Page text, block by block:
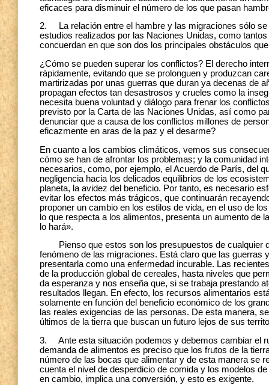
eficaces para disminuir el número de los que pasan
2. La relación entre el hambre y las migraciones sólo se
estudios realizados por las Naciones Unidas, como
concuerdan en que son dos los principales obstáculos
¿Cómo se pueden superar los conflictos? El derecho
rápidamente, evitando que se prolonguen y produzcan
martirizadas por unas guerras que duran ya decenas de
propagan efectos tan desastrosos y crueles como la
necesita buena voluntad y diálogo para frenar los
previsto por la Carta de las Naciones Unidas, así como
denunciar que a causa de los conflictos millones de
eficazmente en aras de la paz y el desarme?
En cuanto a los cambios climáticos, vemos sus
cómo se han de afrontar los problemas; y la comunidad
necesarios, como, por ejemplo, el Acuerdo de París, del
negligencia hacia los delicados equilibrios de los
planeta, la avidez del beneficio. Por tanto, es necesario
evitar los efectos más trágicos, que continuarán
proponer un cambio en los estilos de vida, en el uso de
lo que respecta a los alimentos, presenta un aumento
lo hará».
Pienso que estos son los presupuestos de cualquier
fenómeno de las migraciones. Está claro que las
presentarla como una enfermedad incurable. Las
de la producción global de cereales, hasta niveles que
da esperanza y nos enseña que, si se trabaja prestando
resultados llegan. En efecto, los recursos alimentarios
solamente en función del beneficio económico de los
las reales exigencias de las personas. De esta manera,
últimos de la tierra que buscan un futuro lejos de sus
3. Ante esta situación podemos y debemos cambiar el
demanda de alimentos es preciso que los frutos de la
número de las bocas que alimentar y de esta manera se
cuenta el nivel de desperdicio de comida y los modelos
en cambio, implica una conversión, y esto es exigente.